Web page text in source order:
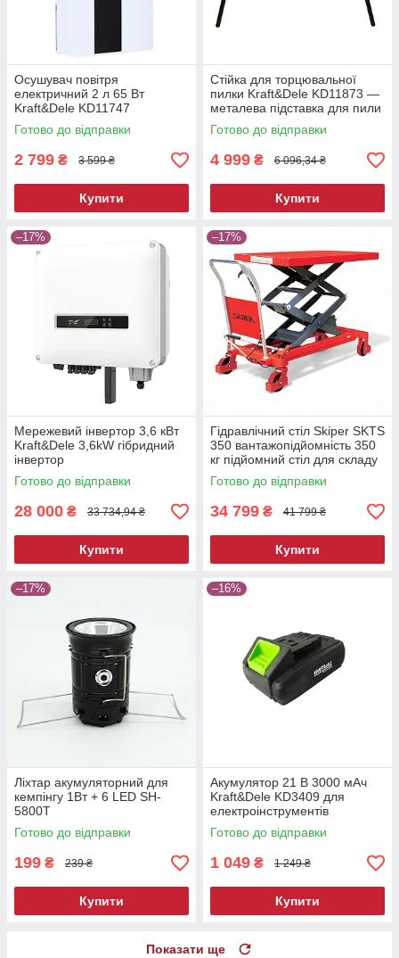
Осушувач повітря
електричний 2 л 65 Вт
Kraft&Dele KD11747
побутовий вологопоглинач
Готово до відправки
2 799 ₴ 3 599 ₴
Купити
Стійка для торцювальної
пилки Kraft&Dele KD11873 —
металева підставка для пили
Готово до відправки
4 999 ₴ 6 096,34 ₴
Купити
–17%
Мережевий інвертор 3,6 кВт
Kraft&Dele 3,6kW гібридний
інвертор
Готово до відправки
28 000 ₴ 33 734,94 ₴
Купити
–17%
Гідравлічний стіл Skiper SKTS
350 вантажопідйомність 350
кг підйомний стіл для складу
та СТО
Готово до відправки
34 799 ₴ 41 799 ₴
Купити
–17%
Ліхтар акумуляторний для
кемпінгу 1Вт + 6 LED SH-
5800T
Готово до відправки
199 ₴ 239 ₴
Купити
–16%
Акумулятор 21 В 3000 мАч
Kraft&Dele KD3409 для
електроінструментів
Готово до відправки
1 049 ₴ 1 249 ₴
Купити
Показати ще